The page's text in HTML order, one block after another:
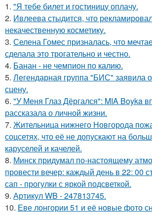
1. "Я тебе билет и гостиницу оплачу.
2. Ивлеева стыдится, что
некачественную косметику.
3. Селена Гомес призналась, что
сделала это трогательно и честно.
4. Банан - не чемпион по калию.
5. Легендарная группа "БИС" заявила
сцену.
6. "У Меня Глаз Дёргался": MIA Boyka
рассказала о личной жизни.
7. Жительница нижнего Новгорода
соцсетях, что её не допускают на
каруселей и качелей.
8. Минск придумал по-настоящему
провести вечер: каждый день в 22: 00
сап - прогулки с яркой подсветкой.
9. Артикул WB - 247813745.
10. Еве лонгории 51 и её новые фото